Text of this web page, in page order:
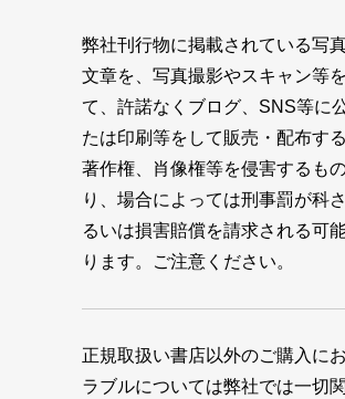
弊社刊行物に掲載されている写
文章を、写真撮影やスキャン等
て、許諾なくブログ、SNS等に
たは印刷等をして販売・配布す
著作権、肖像権等を侵害するも
り、場合によっては刑事罰が科
るいは損害賠償を請求される可
ります。ご注意ください。
正規取扱い書店以外のご購入に
ラブルについては弊社では一切